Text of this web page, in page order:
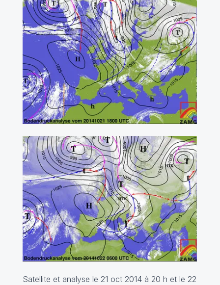
Satellite et analyse le 21 oct 2014 à 20 h et le 22